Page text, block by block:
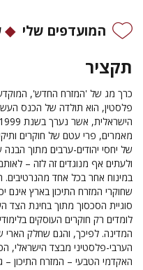
המועדפים שלי
תקציר
כרך מג של 'המזרח החדש', המוקדש
פלסטין, הוא תולדה של הכנס
מאמרים, פרי עטם של חוקרים
של יחסי יהודים-ערבים מתוך
ולעתים אף מנוגדים זה לזה –
במינוח אחר בכל אחד
שחוקרי המזרח התיכון בארץ אינם
סוגיית הסכסוך מתוך בחינת הצד
לומדים רק חוקרים העוסקים
המדינה. לפיכך, והגם שחלק
הערבי-פלסטיני מבצד הישראלי,
האקדמי הטבעי – המזרח התיכון –